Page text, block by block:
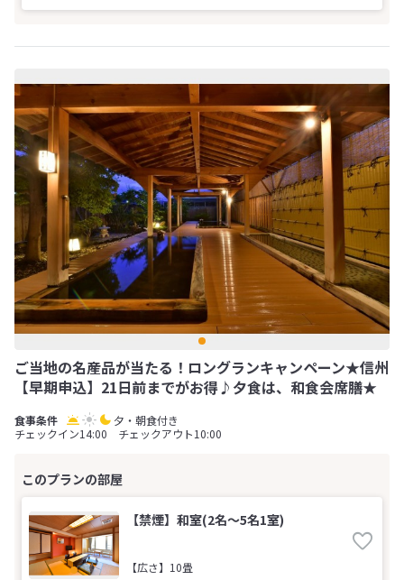
ご当地の名産品が当たる！ロングランキャンペーン★信州
【早期申込】21日前までがお得♪夕食は、和食会席膳★
夕・朝食付き
チェックイン14:00 チェックアウト10:00
【禁煙】和室(2名～5名1室)
【広さ】10畳